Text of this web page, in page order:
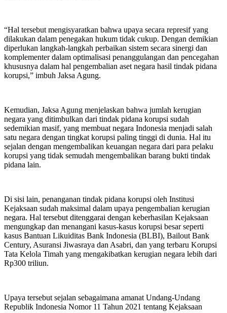
“Hal tersebut mengisyaratkan bahwa upaya secara represif yang
dilakukan dalam penegakan hukum tidak cukup. Dengan demikian
diperlukan langkah-langkah perbaikan sistem secara sinergi dan
komplementer dalam optimalisasi penanggulangan dan pencegahan
khususnya dalam hal pengembalian aset negara hasil tindak pidana
korupsi,” imbuh Jaksa Agung.
Kemudian, Jaksa Agung menjelaskan bahwa jumlah kerugian
negara yang ditimbulkan dari tindak pidana korupsi sudah
sedemikian masif, yang membuat negara Indonesia menjadi salah
satu negara dengan tingkat korupsi paling tinggi di dunia. Hal itu
sejalan dengan mengembalikan keuangan negara dari para pelaku
korupsi yang tidak semudah mengembalikan barang bukti tindak
pidana lain.
Di sisi lain, penanganan tindak pidana korupsi oleh Institusi
Kejaksaan sudah maksimal dalam upaya pengembalian kerugian
negara. Hal tersebut ditenggarai dengan keberhasilan Kejaksaan
mengungkap dan menangani kasus-kasus korupsi besar seperti
kasus Bantuan Likuiditas Bank Indonesia (BLBI), Bailout Bank
Century, Asuransi Jiwasraya dan Asabri, dan yang terbaru Korupsi
Tata Kelola Timah yang mengakibatkan kerugian negara lebih dari
Rp300 triliun.
Upaya tersebut sejalan sebagaimana amanat Undang-Undang
Republik Indonesia Nomor 11 Tahun 2021 tentang Kejaksaan